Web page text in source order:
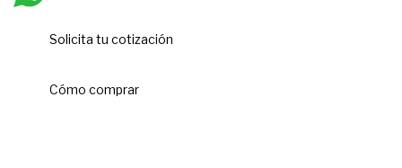
Solicita tu cotización
Cómo comprar